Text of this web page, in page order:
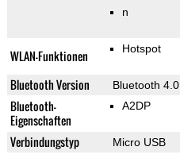
n
WLAN-Funktionen Hotspot
Bluetooth Version Bluetooth 4.0
Bluetooth-
Eigenschaften
A2DP
Verbindungstyp Micro USB